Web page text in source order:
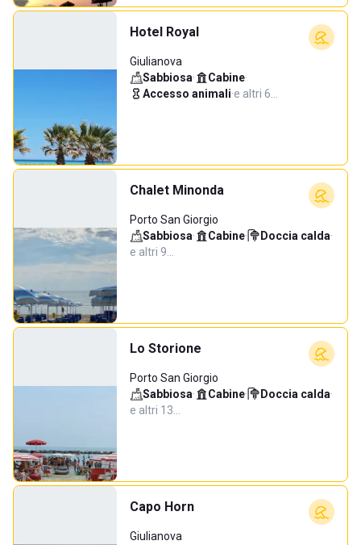
Hotel Royal
Giulianova
Sabbiosa· Cabine·
Accesso animali·e altri 6…
Chalet Minonda
Porto San Giorgio
Sabbiosa· Cabine· Doccia calda·
e altri 9…
Lo Storione
Porto San Giorgio
Sabbiosa· Cabine· Doccia calda·
e altri 13…
Capo Horn
Giulianova